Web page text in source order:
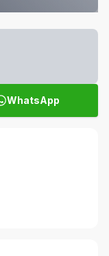
WhatsApp